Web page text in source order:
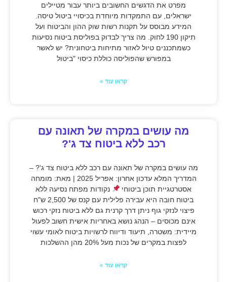
מפרט את הדגשים החשובים ביותר עבור מטיילים
ישראלים, עם התמקדות מיוחדת בכיסויי ביטול טיסה.
המידע מבוסס על תקנות רשות שוק ההון והביטוח ועל
תיקון 190 לחוק. מה צריך לבדוק בפוליסת ביטוח נסיעות
כשמתכננים טיול לאזור מתיחות ביטחונית? יש לאשר
במפורש שהפוליסה כוללת כיסוי "ביטול
קראו עוד »
מה עושים במקרה של תאונה עם
רכב ללא ביטוח צד ג'?
מה עושים במקרה של תאונה עם רכב ללא ביטוח צד ג'? –
המדריך המלא עדכון אחרון: אפריל 2025 | מאת: מומחה
אסטרטגיית תוכן ביטוחי
נקודות מפתח נסיעה ללא
ביטוח חובה היא עבירה פלילית עם קנס של 2,500 ש"ח
פיצוי לנזקי גוף ניתן דרך קרנית גם ללא ביטוח נזקי רכוש
אינם מכוסים – הנהג נושא באחריות אישית חשוב לפעול
מיידית: משטרה, תיעוד ודיווח לרשויות ביטוח לאומי עשוי
לפצות במקרים של נכות מעל 20% מהן ההשלכות
קראו עוד »